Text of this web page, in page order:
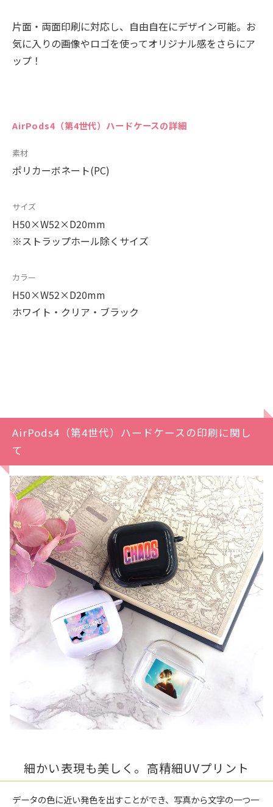
片面・両面印刷に対応し、自由自在にデザイン可能。お
気に入りの画像やロゴを使ってオリジナル感をさらにア
ップ！
AirPods4（第4世代）ハードケースの詳細
素材
ポリカーボネート(PC)
サイズ
H50×W52×D20mm
※ストラップホール除くサイズ
カラー
H50×W52×D20mm
ホワイト・クリア・ブラック
AirPods4（第4世代）ハードケースの印刷に関し
て
細かい表現も美しく。高精細UVプリント
データの色に近い発色を出すことができ、写真から文字の一つ一